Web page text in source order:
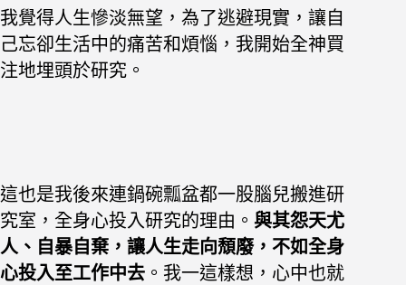
我覺得人生慘淡無望，為了逃避現實，讓自
己忘卻生活中的痛苦和煩惱，我開始全神買
注地埋頭於研究。
這也是我後來連鍋碗瓢盆都一股腦兒搬進研
究室，全身心投入研究的理由。 與其怨天尤
人、自暴自棄，讓人生走向頹廢，不如全身
心投入至工作中去 。我一這樣想，心中也就